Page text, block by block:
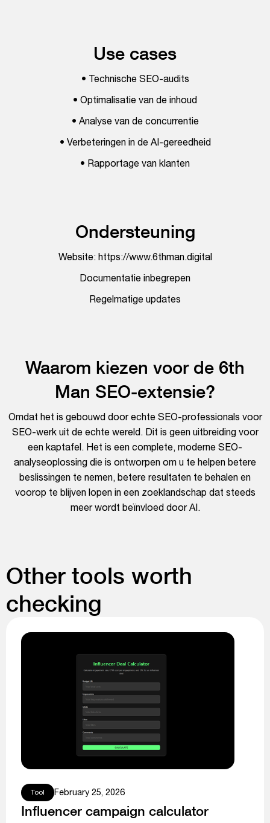
Use cases
• Technische SEO-audits
• Optimalisatie van de inhoud
• Analyse van de concurrentie
• Verbeteringen in de AI-gereedheid
• Rapportage van klanten
Ondersteuning
Website: https://www.6thman.digital
Documentatie inbegrepen
Regelmatige updates
Waarom kiezen voor de 6th
Man SEO-extensie?
Omdat het is gebouwd door echte SEO-professionals voor
SEO-werk uit de echte wereld. Dit is geen uitbreiding voor
een kaptafel. Het is een complete, moderne SEO-
analyseoplossing die is ontworpen om u te helpen betere
beslissingen te nemen, betere resultaten te behalen en
voorop te blijven lopen in een zoeklandschap dat steeds
meer wordt beïnvloed door AI.
Other tools worth
checking
Tool February 25, 2026
Influencer campaign calculator